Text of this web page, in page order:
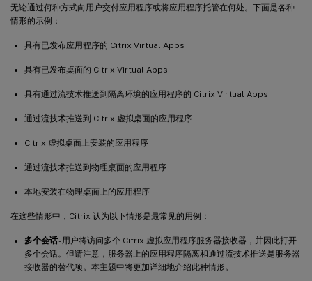
无论通过何种方式向用户交付应用程序或将应用程序托管在何处。下面是各种
情形的示例：
具有已发布应用程序的 Citrix Virtual Apps
具有已发布桌面的 Citrix Virtual Apps
具有通过流技术推送到隔离环境的应用程序的 Citrix Virtual Apps
通过流技术推送到 Citrix 虚拟桌面的应用程序
Citrix 虚拟桌面上安装的应用程序
通过流技术推送到物理桌面的应用程序
本地安装在物理桌面上的应用程序
在这些情形中，Citrix 认为以下情形是最常见的用例：
多个会话- 用户将访问多个 Citrix 虚拟应用程序服务器接收器，并因此打开
多个会话。但请注意，服务器上的应用程序隔离和通过流技术推送是服务器
接收器的替代项。本主题中将更加详细地介绍此种情形。